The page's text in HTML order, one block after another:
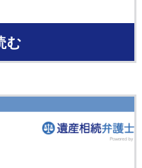
む